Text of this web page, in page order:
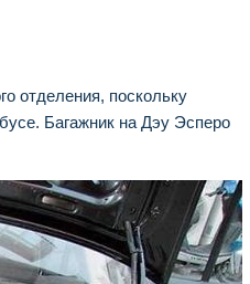
отделения, поскольку
Багажник на Дэу Эсперо